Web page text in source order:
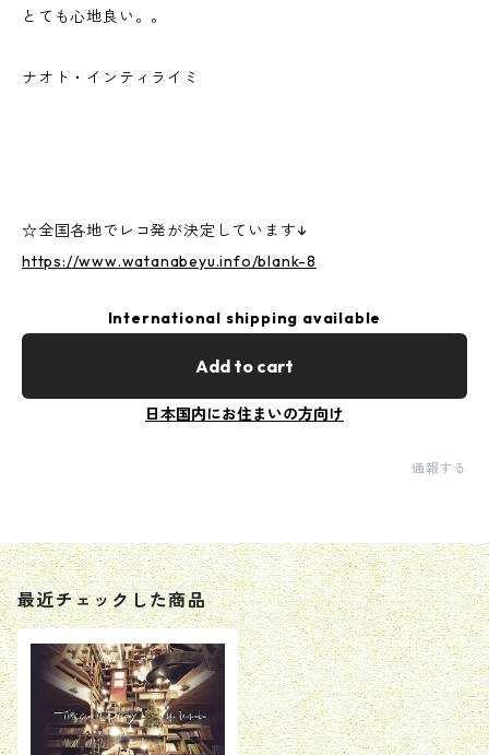
とても心地良い。。
ナオト・インティライミ
☆全国各地でレコ発が決定しています↓
https://www.watanabeyu.info/blank-8
International shipping available
Add to cart
日本国内にお住まいの方向け
通報する
最近チェックした商品